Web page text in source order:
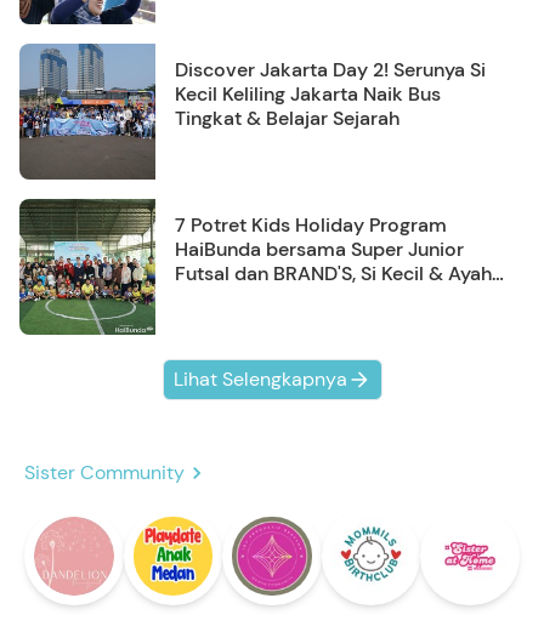
Discover Jakarta Day 2! Serunya Si
Kecil Keliling Jakarta Naik Bus
Tingkat & Belajar Sejarah
7 Potret Kids Holiday Program
HaiBunda bersama Super Junior
Futsal dan BRAND'S, Si Kecil & Ayah
Lihat Selengkapnya
Sister Community